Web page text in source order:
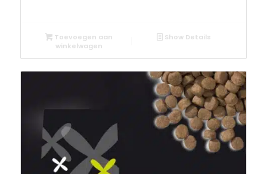
Toevoegen aan
winkelwagen
Show Details